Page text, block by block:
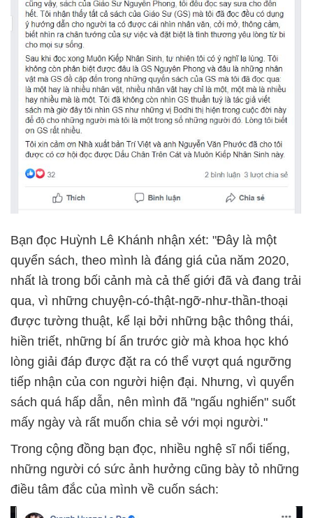
Bạn đọc Huỳnh Lê Khánh nhận xét: "Đây là một
quyển sách, theo mình là đáng giá của năm 2020,
nhất là trong bối cảnh mà cả thế giới đã và đang trải
qua, vì những chuyện-có-thật-ngỡ-như-thần-thoại
được tường thuật, kể lại bởi những bậc thông thái,
hiền triết, những bí ẩn trước giờ mà khoa học khó
lòng giải đáp được đặt ra có thể vượt quá ngưỡng
tiếp nhận của con người hiện đại. Nhưng, vì quyển
sách quá hấp dẫn, nên mình đã "ngấu nghiến" suốt
mấy ngày và rất muốn chia sẻ với mọi người."
Trong cộng đồng bạn đọc, nhiều nghệ sĩ nổi tiếng,
những người có sức ảnh hưởng cũng bày tỏ những
điều tâm đắc của mình về cuốn sách: